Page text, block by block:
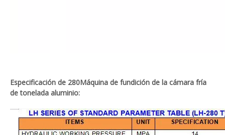
Especificación de 280Máquina de fundición de la cámara fría
de tonelada aluminio: